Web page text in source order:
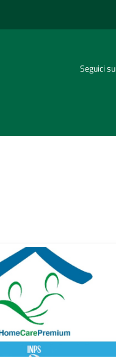
Seguici su